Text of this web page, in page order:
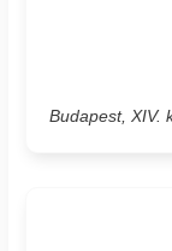
Budapest, XIV.